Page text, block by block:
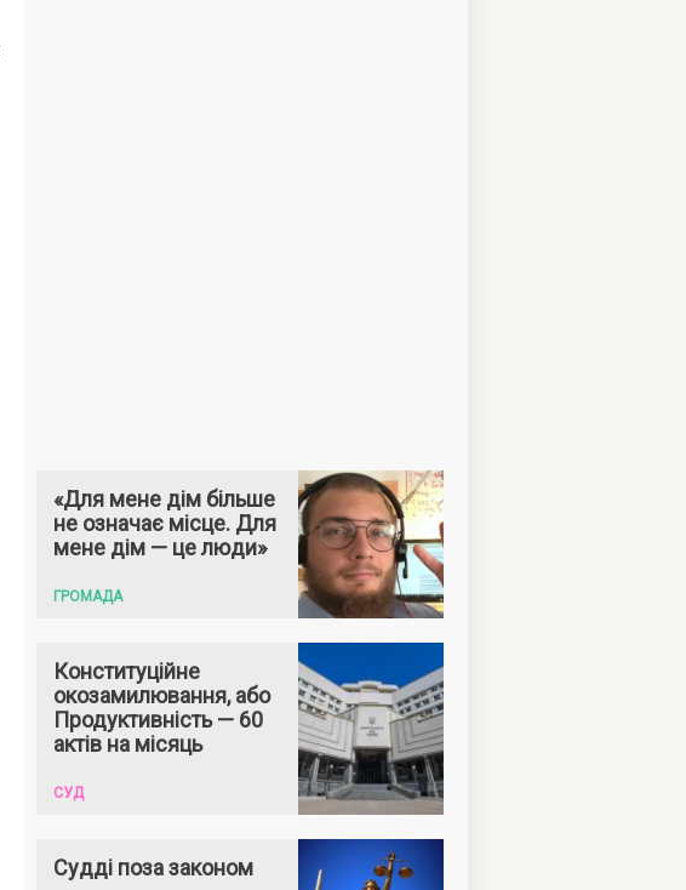
«Для мене дім більше
не означає місце. Для
мене дім — це люди»
ГРОМАДА
Конституційне
окозамилювання, або
Продуктивність — 60
актів на місяць
СУД
Судді поза законом